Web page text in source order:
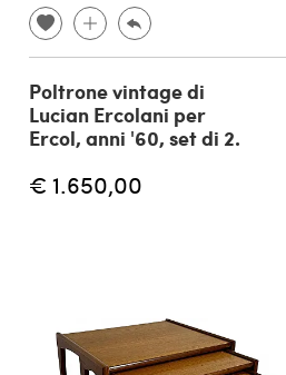
Poltrone vintage di
Lucian Ercolani per
Ercol, anni '60, set di 2.
€ 1.650,00